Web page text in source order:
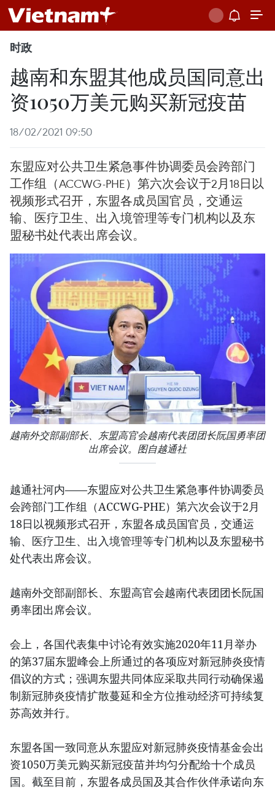
时政
越南和东盟其他成员国同意出
资1050万美元购买新冠疫苗
18/02/2021 09:50
东盟应对公共卫生紧急事件协调委员会跨部门
工作组（ACCWG-PHE）第六次会议于2月18日以
视频形式召开，东盟各成员国官员，交通运
输、医疗卫生、出入境管理等专门机构以及东
盟秘书处代表出席会议。
越南外交部副部长、东盟高官会越南代表团团长阮国勇率团
出席会议。图自越通社
越通社河内——东盟应对公共卫生紧急事件协调委员
会跨部门工作组（ACCWG-PHE）第六次会议于2月
18日以视频形式召开，东盟各成员国官员，交通运
输、医疗卫生、出入境管理等专门机构以及东盟秘书
处代表出席会议。
越南外交部副部长、东盟高官会越南代表团团长阮国
勇率团出席会议。
会上，各国代表集中讨论有效实施2020年11月举办
的第37届东盟峰会上所通过的各项应对新冠肺炎疫情
倡议的方式；强调东盟共同体应采取共同行动确保遏
制新冠肺炎疫情扩散蔓延和全方位推动经济可持续复
苏高效并行。
东盟各国一致同意从东盟应对新冠肺炎疫情基金会出
资1050万美元购买新冠疫苗并均匀分配给十个成员
国。截至目前，东盟各成员国及其合作伙伴承诺向东